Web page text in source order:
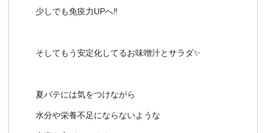
少しでも免疫力UPへ‼️
そしてもう安定化してるお味噌汁とサラダ✨️
夏バテには気をつけながら
水分や栄養不足にならないような